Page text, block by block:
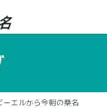
エルから今朝の桑名